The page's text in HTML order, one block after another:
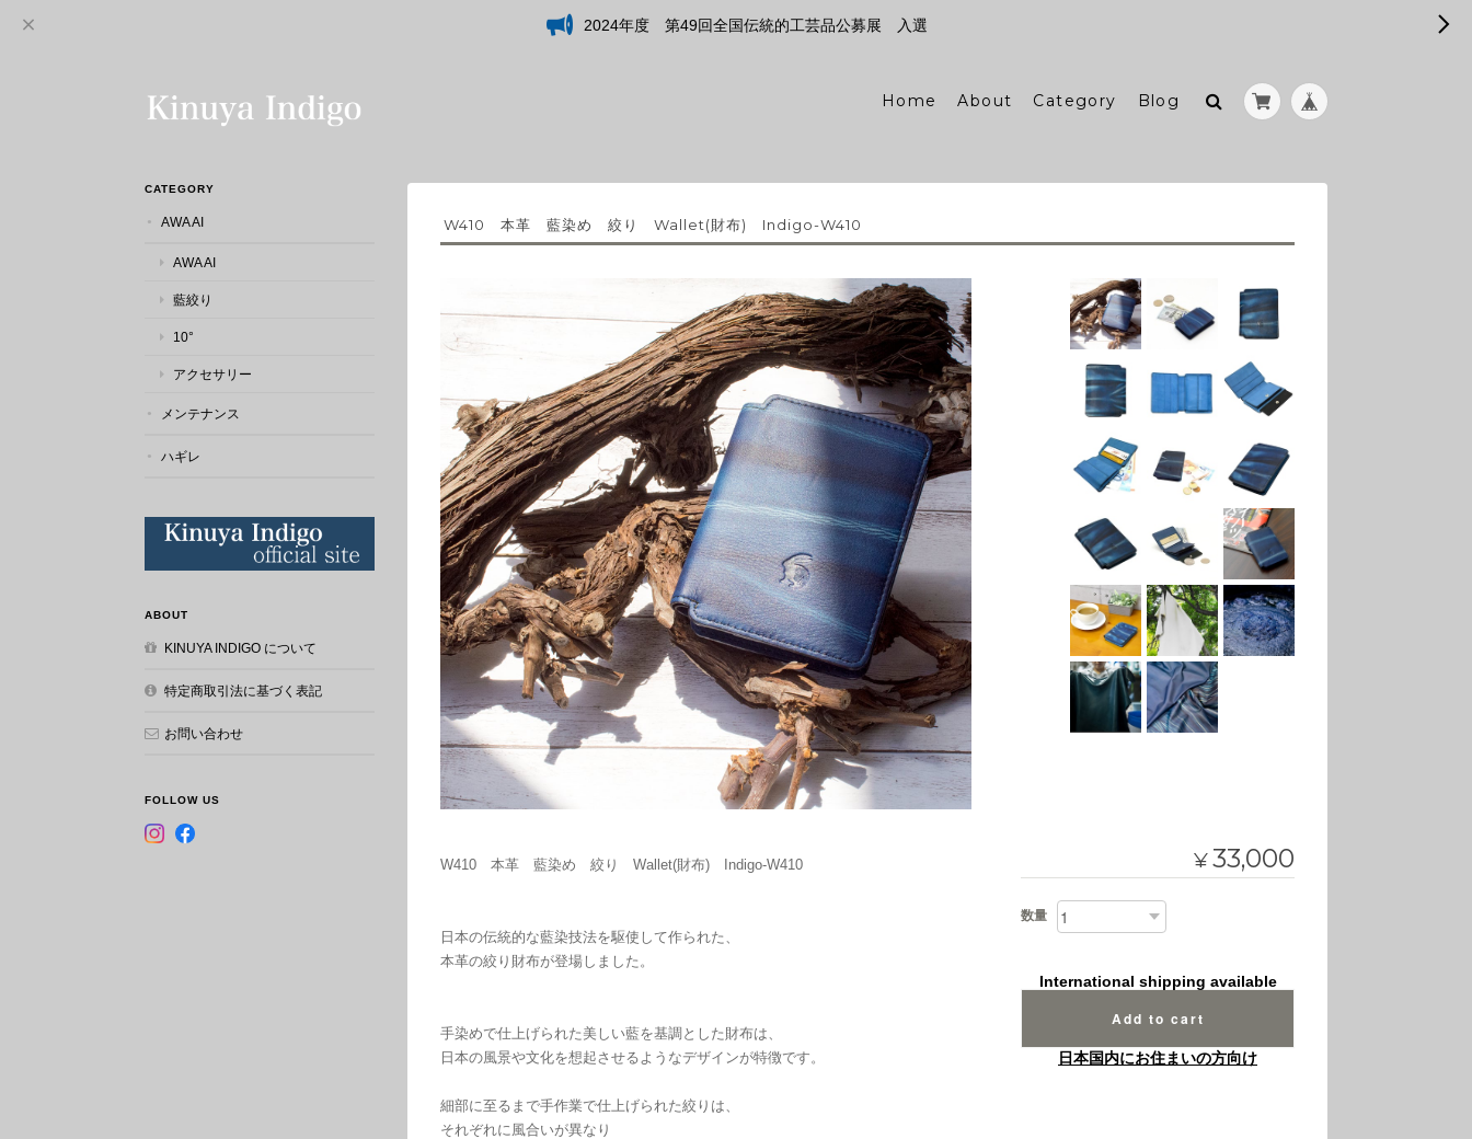
2024年度 第49回全国伝統的工芸品公募展 入選
Home About Category Blog
W410 本革 藍染め 絞り Wallet(財布) Indigo-W410
W410 本革 藍染め 絞り Wallet(財布) Indigo-W410
日本の伝統的な藍染技法を駆使して作られた、
本革の絞り財布が登場しました。
手染めで仕上げられた美しい藍を基調とした財布は、
日本の風景や文化を想起させるようなデザインが特徴です。
細部に至るまで手作業で仕上げられた絞りは、
それぞれに風合いが異なり
¥33,000
数量
International shipping available
Add to cart
日本国内にお住まいの方向け
CATEGORY
AWA AI
AWA AI
藍絞り
10°
アクセサリー
メンテナンス
ハギレ
ABOUT
KINUYA INDIGO について
特定商取引法に基づく表記
お問い合わせ
FOLLOW US